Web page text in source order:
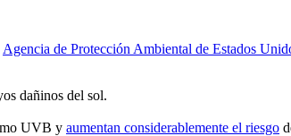
Agencia de Protección Ambiental de Estados
dañinos del sol.
UVB y aumentan considerablemente el riesgo